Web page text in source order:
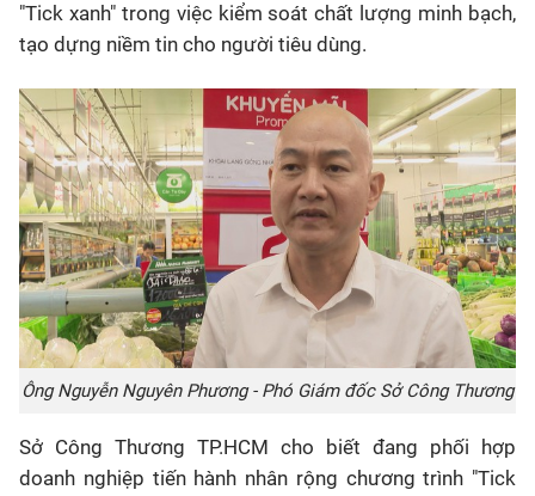
"Tick xanh" trong việc kiểm soát chất lượng minh bạch,
tạo dựng niềm tin cho người tiêu dùng.
Ông Nguyễn Nguyên Phương - Phó Giám đốc Sở Công Thương
Sở Công Thương TP.HCM cho biết đang phối hợp
doanh nghiệp tiến hành nhân rộng chương trình "Tick